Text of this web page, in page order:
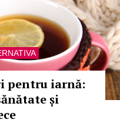
pentru iarnă:
și